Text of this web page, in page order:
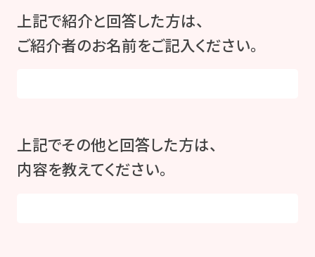
上記で紹介と回答した方は、
ご紹介者のお名前をご記入ください。
上記でその他と回答した方は、
内容を教えてください。